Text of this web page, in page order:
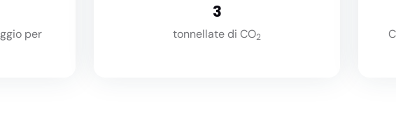
per
3
tonnellate di CO2